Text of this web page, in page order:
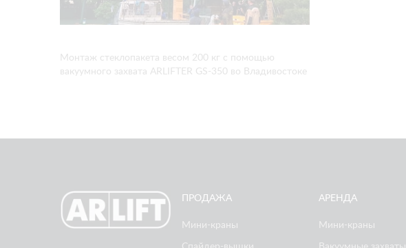
Монтаж стеклопакета весом 200 кг с помощью
вакуумного захвата ARLIFTER GS-350 во Владивостоке
ПРОДАЖА
Мини-краны
АРЕНДА
Мини-краны